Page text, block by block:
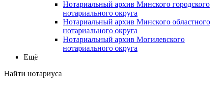
Нотариальный архив Минского городского
нотариального округа
Нотариальный архив Минского областного
нотариального округа
Нотариальный архив Могилевского
нотариального округа
Ещё
Найти нотариуса